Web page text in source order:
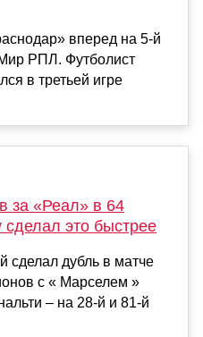
вперед на 5-й
РПЛ. Футболист
в третьей игре
за «Реал» в 64
это быстрее
сделал дубль в матче
с « Марселем »
– на 28-й и 81-й